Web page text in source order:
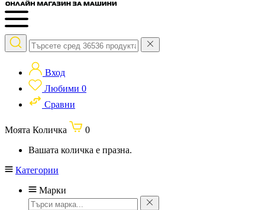
Вход
Любими 0
Сравни
Моята Количка
0
Вашата количка е празна.
Категории
Марки